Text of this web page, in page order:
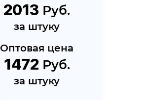
2013 Руб.
за штуку
Оптовая цена
1472 Руб.
за штуку